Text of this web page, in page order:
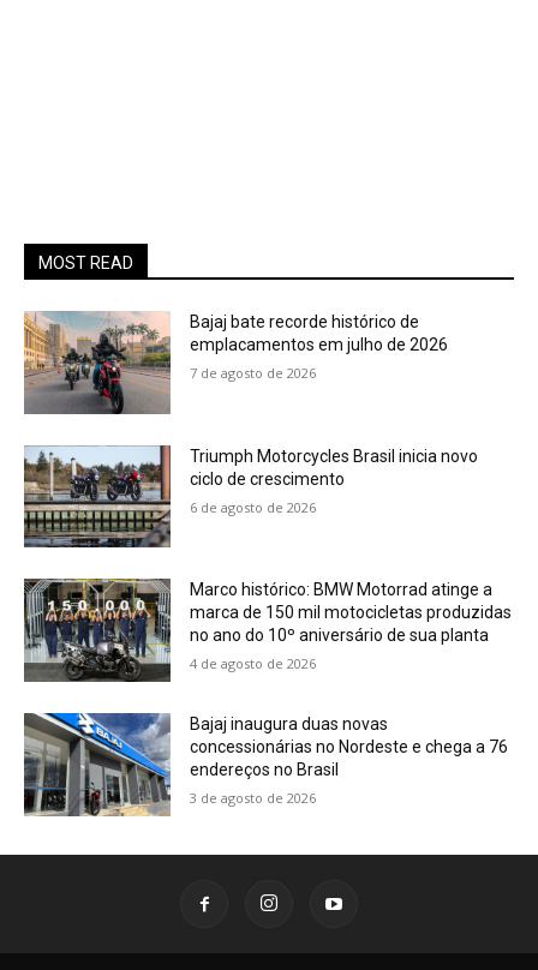
MOST READ
Bajaj bate recorde histórico de
emplacamentos em julho de 2026
7 de agosto de 2026
Triumph Motorcycles Brasil inicia novo
ciclo de crescimento
6 de agosto de 2026
Marco histórico: BMW Motorrad atinge a
marca de 150 mil motocicletas produzidas
no ano do 10º aniversário de sua planta
4 de agosto de 2026
Bajaj inaugura duas novas
concessionárias no Nordeste e chega a 76
endereços no Brasil
3 de agosto de 2026